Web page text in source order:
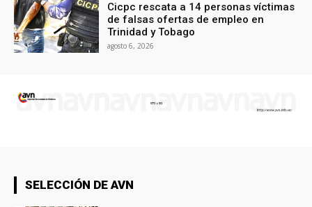
Cicpc rescata a 14 personas víctimas
de falsas ofertas de empleo en
Trinidad y Tobago
agosto 6, 2026
SELECCIÓN DE AVN